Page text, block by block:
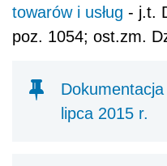
towarów i usług - j.t.
poz. 1054; ost.zm.
lipca 2015 r.